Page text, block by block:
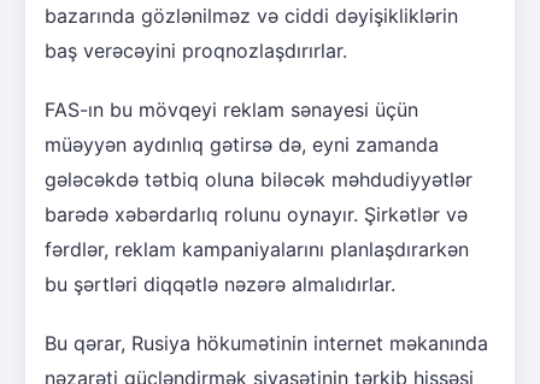
bazarında gözlənilməz və ciddi dəyişikliklərin
baş verəcəyini proqnozlaşdırırlar.
FAS-ın bu mövqeyi reklam sənayesi üçün
müəyyən aydınlıq gətirsə də, eyni zamanda
gələcəkdə tətbiq oluna biləcək məhdudiyyətlər
barədə xəbərdarlıq rolunu oynayır. Şirkətlər və
fərdlər, reklam kampaniyalarını planlaşdırarkən
bu şərtləri diqqətlə nəzərə almalıdırlar.
Bu qərar, Rusiya hökumətinin internet məkanında
nəzarəti gücləndirmək siyasətinin tərkib hissəsi